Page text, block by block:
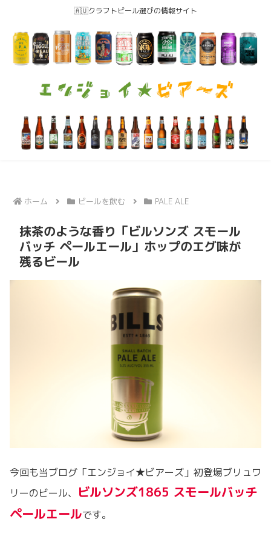
🇦🇺クラフトビール選びの情報サイト
ホーム ビールを飲む PALE ALE
抹茶のような香り「ビルソンズ スモール
バッチ ペールエール」ホップのエグ味が
残るビール
今回も当ブログ「エンジョイ★ビアーズ」初登場ブリュワ
リーのビール、
ビルソンズ1865 スモールバッチ
ペールエールです。